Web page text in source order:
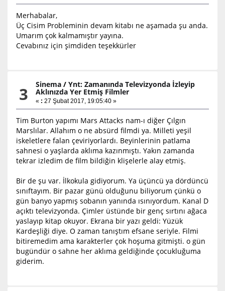
Merhabalar,
Üç Cisim Probleminin devam kitabı ne aşamada şu anda.
Umarım çok kalmamıştır yayına.
Cevabınız için şimdiden teşekkürler
3 Sinema /Ynt: Zamanında Televizyonda İzleyip
Aklınızda Yer Etmiş Filmler
« : 27 Şubat 2017, 19:05:40 »
Tim Burton yapımı Mars Attacks nam-ı diğer Çılgın
Marslılar. Allahım o ne absürd filmdi ya. Milleti yeşil
iskeletlere falan çeviriyorlardı. Beyinlerinin patlama
sahnesi o yaşlarda aklıma kazınmıştı. Yakın zamanda
tekrar izledim de film bildiğin klişelerle alay etmiş.
Bir de şu var. İlkokula gidiyorum. Ya üçüncü ya dördüncü
sınıftayım. Bir pazar günü olduğunu biliyorum çünkü o
gün banyo yapmış sobanın yanında ısınıyordum. Kanal D
açıktı televizyonda. Çimler üstünde bir genç sırtını ağaca
yaslayıp kitap okuyor. Ekrana bir yazı geldi: Yüzük
Kardeşliği diye. O zaman tanıştım efsane seriyle. Filmi
bitiremedim ama karakterler çok hoşuma gitmişti. o gün
bugündür o sahne her aklıma geldiğinde çocukluğuma
giderim.